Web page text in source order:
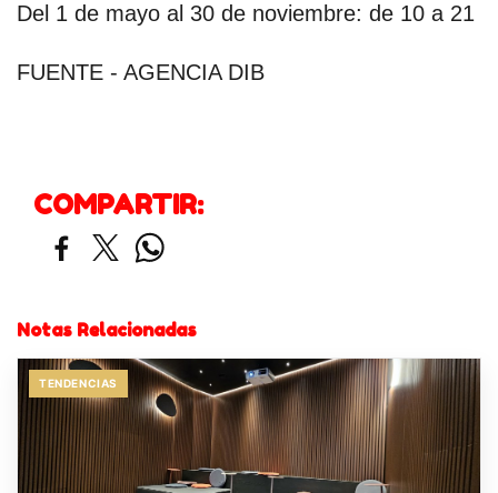
Del 1 de mayo al 30 de noviembre: de 10 a 21
FUENTE - AGENCIA DIB
COMPARTIR:
Notas Relacionadas
TENDENCIAS